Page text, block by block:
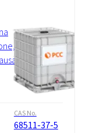
CAS No.
68511-37-5